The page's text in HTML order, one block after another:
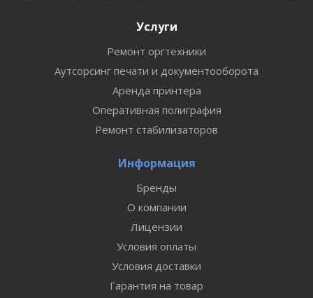
Услуги
Ремонт оргтехники
Аутсорсинг печати и документооборота
Аренда принтера
Оперативная полиграфия
Ремонт стабилизаторов
Информация
Бренды
О компании
Лицензии
Условия оплаты
Условия доставки
Гарантия на товар